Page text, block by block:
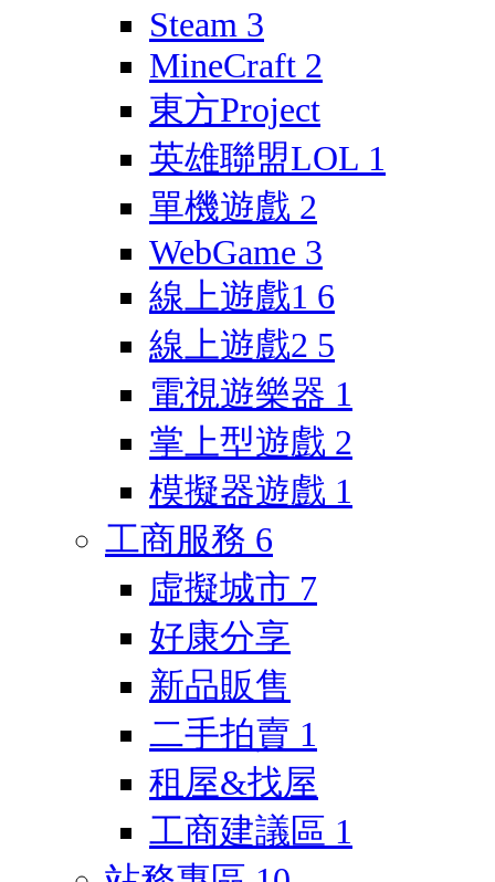
Steam 3
MineCraft 2
東方Project
英雄聯盟LOL 1
單機遊戲 2
WebGame 3
線上遊戲1 6
線上遊戲2 5
電視遊樂器 1
掌上型遊戲 2
模擬器遊戲 1
工商服務 6
虛擬城市 7
好康分享
新品販售
二手拍賣 1
租屋&找屋
工商建議區 1